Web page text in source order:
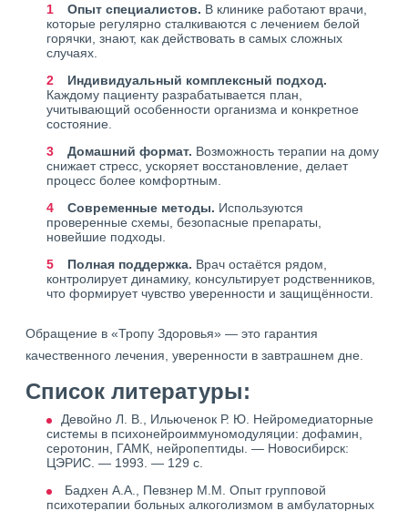
Опыт специалистов. В клинике работают врачи,
которые регулярно сталкиваются с лечением белой
горячки, знают, как действовать в самых сложных
случаях.
Индивидуальный комплексный подход.
Каждому пациенту разрабатывается план,
учитывающий особенности организма и конкретное
состояние.
Домашний формат. Возможность терапии на дому
снижает стресс, ускоряет восстановление, делает
процесс более комфортным.
Современные методы. Используются
проверенные схемы, безопасные препараты,
новейшие подходы.
Полная поддержка. Врач остаётся рядом,
контролирует динамику, консультирует родственников,
что формирует чувство уверенности и защищённости.
Обращение в «Тропу Здоровья» — это гарантия
качественного лечения, уверенности в завтрашнем дне.
Список литературы:
Девойно Л. В., Ильюченок Р. Ю. Нейромедиаторные
системы в психонейроиммуномодуляции: дофамин,
серотонин, ГАМК, нейропептиды. — Новосибирск:
ЦЭРИС. — 1993. — 129 с.
Бадхен А.А., Певзнер М.М. Опыт групповой
психотерапии больных алкоголизмом в амбулаторных